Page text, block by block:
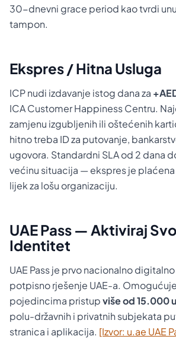
30-dnevni grace period kao tvrdi
tampon.
Ekspres / Hitna Usluga
ICP nudi izdavanje istog dana za
ICA Customer Happiness Centru.
zamjenu izgubljenih ili oštećenih
hitno treba ID za putovanje,
ugovora. Standardni SLA od 2 dana
većinu situacija — ekspres je
lijek za lošu organizaciju.
UAE Pass — Aktiviraj
Identitet
UAE Pass je prvo nacionalno
potpisno rješenje UAE-a.
pojedincima pristupviše od 15.000
polu-državnih i privatnih subjekata
stranica i aplikacija. [Izvor: u.ae UAE